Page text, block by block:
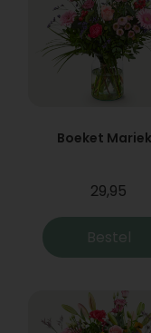
Boeket
29,95
Bestel